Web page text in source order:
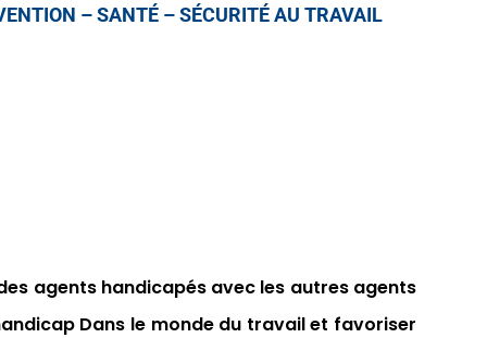
– SANTÉ – SÉCURITÉ AU TRAVAIL
agents handicapés avec les autres agents
Dans le monde du travail et favoriser